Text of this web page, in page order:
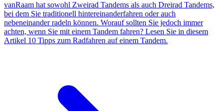
vanRaam hat sowohl Zweirad Tandems als auch Dreirad Tandems,
bei dem Sie traditionell hintereinanderfahren oder auch
nebeneinander radeln können. Worauf sollten Sie jedoch immer
achten, wenn Sie mit einem Tandem fahren? Lesen Sie in diesem
Artikel 10 Tipps zum Radfahren auf einem Tandem.